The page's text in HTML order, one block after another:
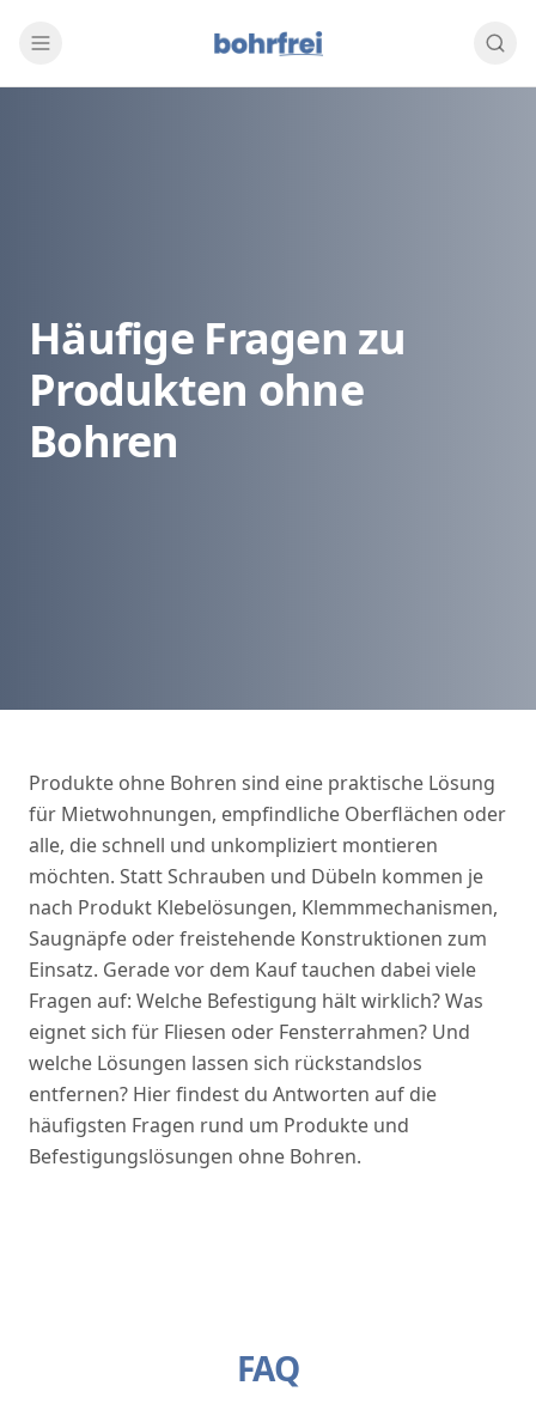
Häufige Fragen zu
Produkten ohne
Bohren
Produkte ohne Bohren sind eine praktische Lösung
für Mietwohnungen, empfindliche Oberflächen oder
alle, die schnell und unkompliziert montieren
möchten. Statt Schrauben und Dübeln kommen je
nach Produkt Klebelösungen, Klemmmechanismen,
Saugnäpfe oder freistehende Konstruktionen zum
Einsatz. Gerade vor dem Kauf tauchen dabei viele
Fragen auf: Welche Befestigung hält wirklich? Was
eignet sich für Fliesen oder Fensterrahmen? Und
welche Lösungen lassen sich rückstandslos
entfernen? Hier findest du Antworten auf die
häufigsten Fragen rund um Produkte und
Befestigungslösungen ohne Bohren.
FAQ